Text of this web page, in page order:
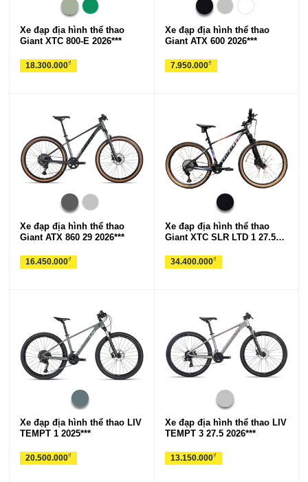
Xe đạp địa hình thể thao
Giant XTC 800-E 2026***
18.300.000₫
Xe đạp địa hình thể thao
Giant ATX 600 2026***
7.950.000₫
Xe đạp địa hình thể thao
Giant ATX 860 29 2026***
16.450.000₫
Xe đạp địa hình thể thao
Giant XTC SLR LTD 1 27.5
34.400.000₫
Xe đạp địa hình thể thao LIV
TEMPT 1 2025***
20.500.000₫
Xe đạp địa hình thể thao LIV
TEMPT 3 27.5 2026***
13.150.000₫